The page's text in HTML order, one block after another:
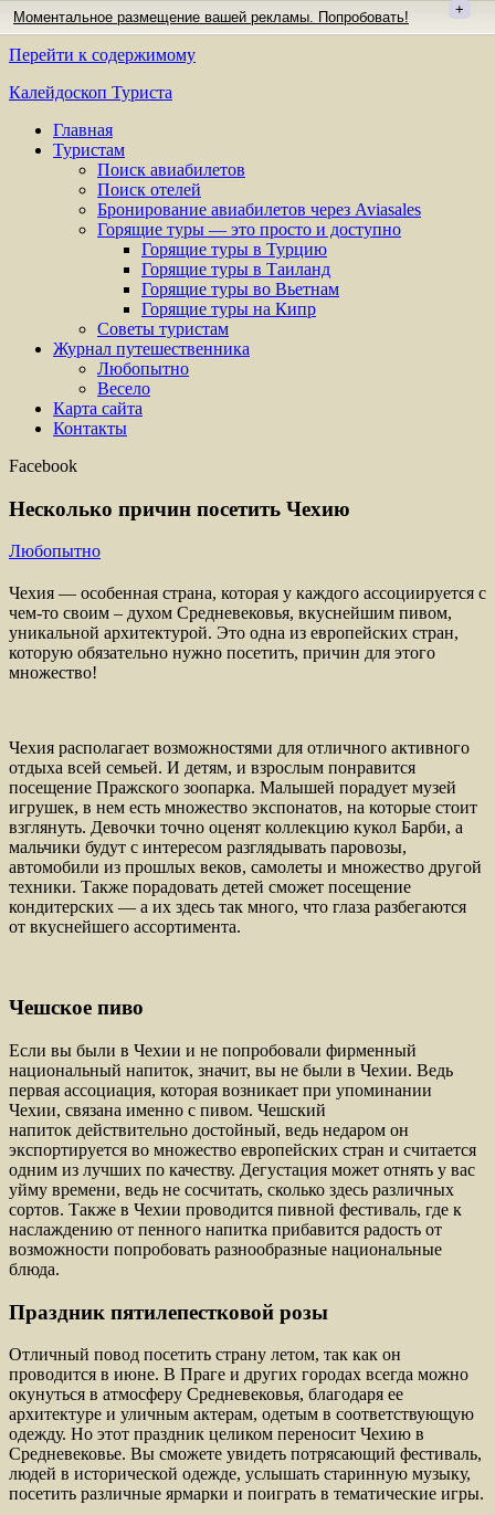
Моментальное размещение вашей рекламы. Попробовать! +
Перейти к содержимому
Калейдоскоп Туриста
Главная
Туристам
Поиск авиабилетов
Поиск отелей
Бронирование авиабилетов через Aviasales
Горящие туры — это просто и доступно
Горящие туры в Турцию
Горящие туры в Таиланд
Горящие туры во Вьетнам
Горящие туры на Кипр
Советы туристам
Журнал путешественника
Любопытно
Весело
Карта сайта
Контакты
Facebook
Несколько причин посетить Чехию
Любопытно
Чехия — особенная страна, которая у каждого ассоциируется с
чем-то своим – духом Средневековья, вкуснейшим пивом,
уникальной архитектурой. Это одна из европейских стран,
которую обязательно нужно посетить, причин для этого
множество!
Чехия располагает возможностями для отличного активного
отдыха всей семьей. И детям, и взрослым понравится
посещение Пражского зоопарка. Малышей порадует музей
игрушек, в нем есть множество экспонатов, на которые стоит
взглянуть. Девочки точно оценят коллекцию кукол Барби, а
мальчики будут с интересом разглядывать паровозы,
автомобили из прошлых веков, самолеты и множество другой
техники. Также порадовать детей сможет посещение
кондитерских — а их здесь так много, что глаза разбегаются
от вкуснейшего ассортимента.
Чешское пиво
Если вы были в Чехии и не попробовали фирменный
национальный напиток, значит, вы не были в Чехии. Ведь
первая ассоциация, которая возникает при упоминании
Чехии, связана именно с пивом. Чешский
напиток действительно достойный, ведь недаром он
экспортируется во множество европейских стран и считается
одним из лучших по качеству. Дегустация может отнять у вас
уйму времени, ведь не сосчитать, сколько здесь различных
сортов. Также в Чехии проводится пивной фестиваль, где к
наслаждению от пенного напитка прибавится радость от
возможности попробовать разнообразные национальные
блюда.
Праздник пятилепестковой розы
Отличный повод посетить страну летом, так как он
проводится в июне. В Праге и других городах всегда можно
окунуться в атмосферу Средневековья, благодаря ее
архитектуре и уличным актерам, одетым в соответствующую
одежду. Но этот праздник целиком переносит Чехию в
Средневековье. Вы сможете увидеть потрясающий фестиваль,
людей в исторической одежде, услышать старинную музыку,
посетить различные ярмарки и поиграть в тематические игры.